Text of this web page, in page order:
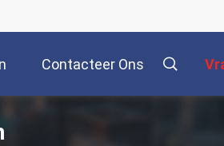
Contacteer Ons